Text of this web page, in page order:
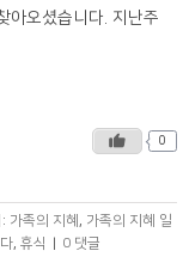
아오셨습니다. 지난주
0
가족의 지혜 , 가족의 지혜 일
, 휴식 | 0 댓글